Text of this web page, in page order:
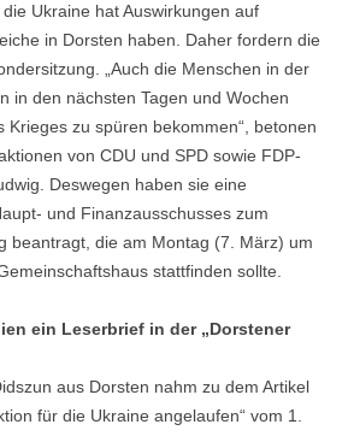
Ukraine hat Auswirkungen auf
in Dorsten haben. Daher fordern die
„Auch die Menschen in der
in den nächsten Tagen und Wochen
Krieges zu spüren bekommen“, betonen
von CDU und SPD sowie FDP-
Deswegen haben sie eine
und Finanzausschusses zum
beantragt, die am Montag (7. März) um
stattfinden sollte.
ein Leserbrief in der „Dorstener
aus Dorsten nahm zu dem Artikel
für die Ukraine angelaufen“ vom 1.